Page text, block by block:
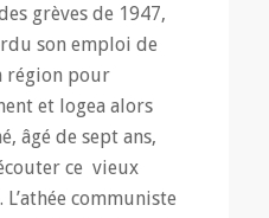
grèves de 1947,
son emploi de
région pour
et logea alors
âgé de sept ans,
ce vieux
communiste